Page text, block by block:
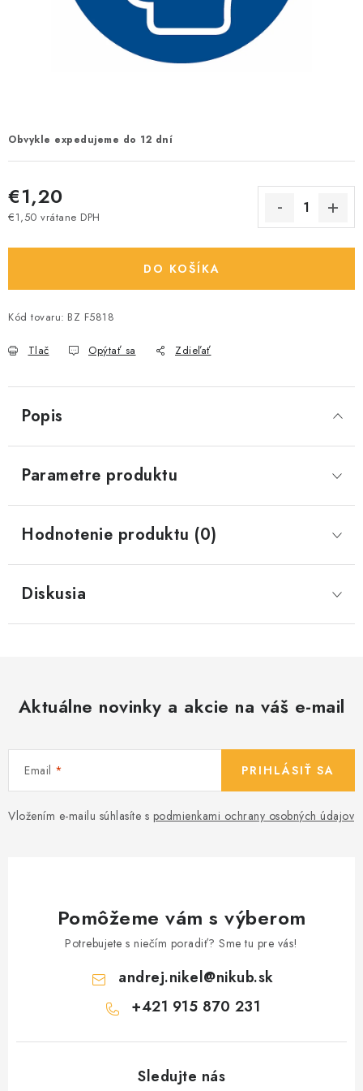
Obvykle expedujeme do 12 dní
€1,20
€1,50 vrátane DPH
DO KOŠÍKA
Kód tovaru: BZ F5818
Tlač Opýtať sa Zdieľať
Popis
Parametre produktu
Hodnotenie produktu (0)
Diskusia
Aktuálne novinky a akcie na váš e-mail
Email
Vložením e-mailu súhlasíte s podmienkami ochrany osobných údajov
PRIHLÁSIŤ SA
Pomôžeme vám s výberom
Potrebujete s niečím poradiť? Sme tu pre vás!
andrej.nikel@nikub.sk
+421 915 870 231